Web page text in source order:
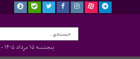
پنجشنبه ۱۵ مرداد ۱۴۰۵ -